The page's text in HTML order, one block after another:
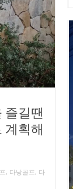
즐길땐
계획해
, 다낭골프, 다